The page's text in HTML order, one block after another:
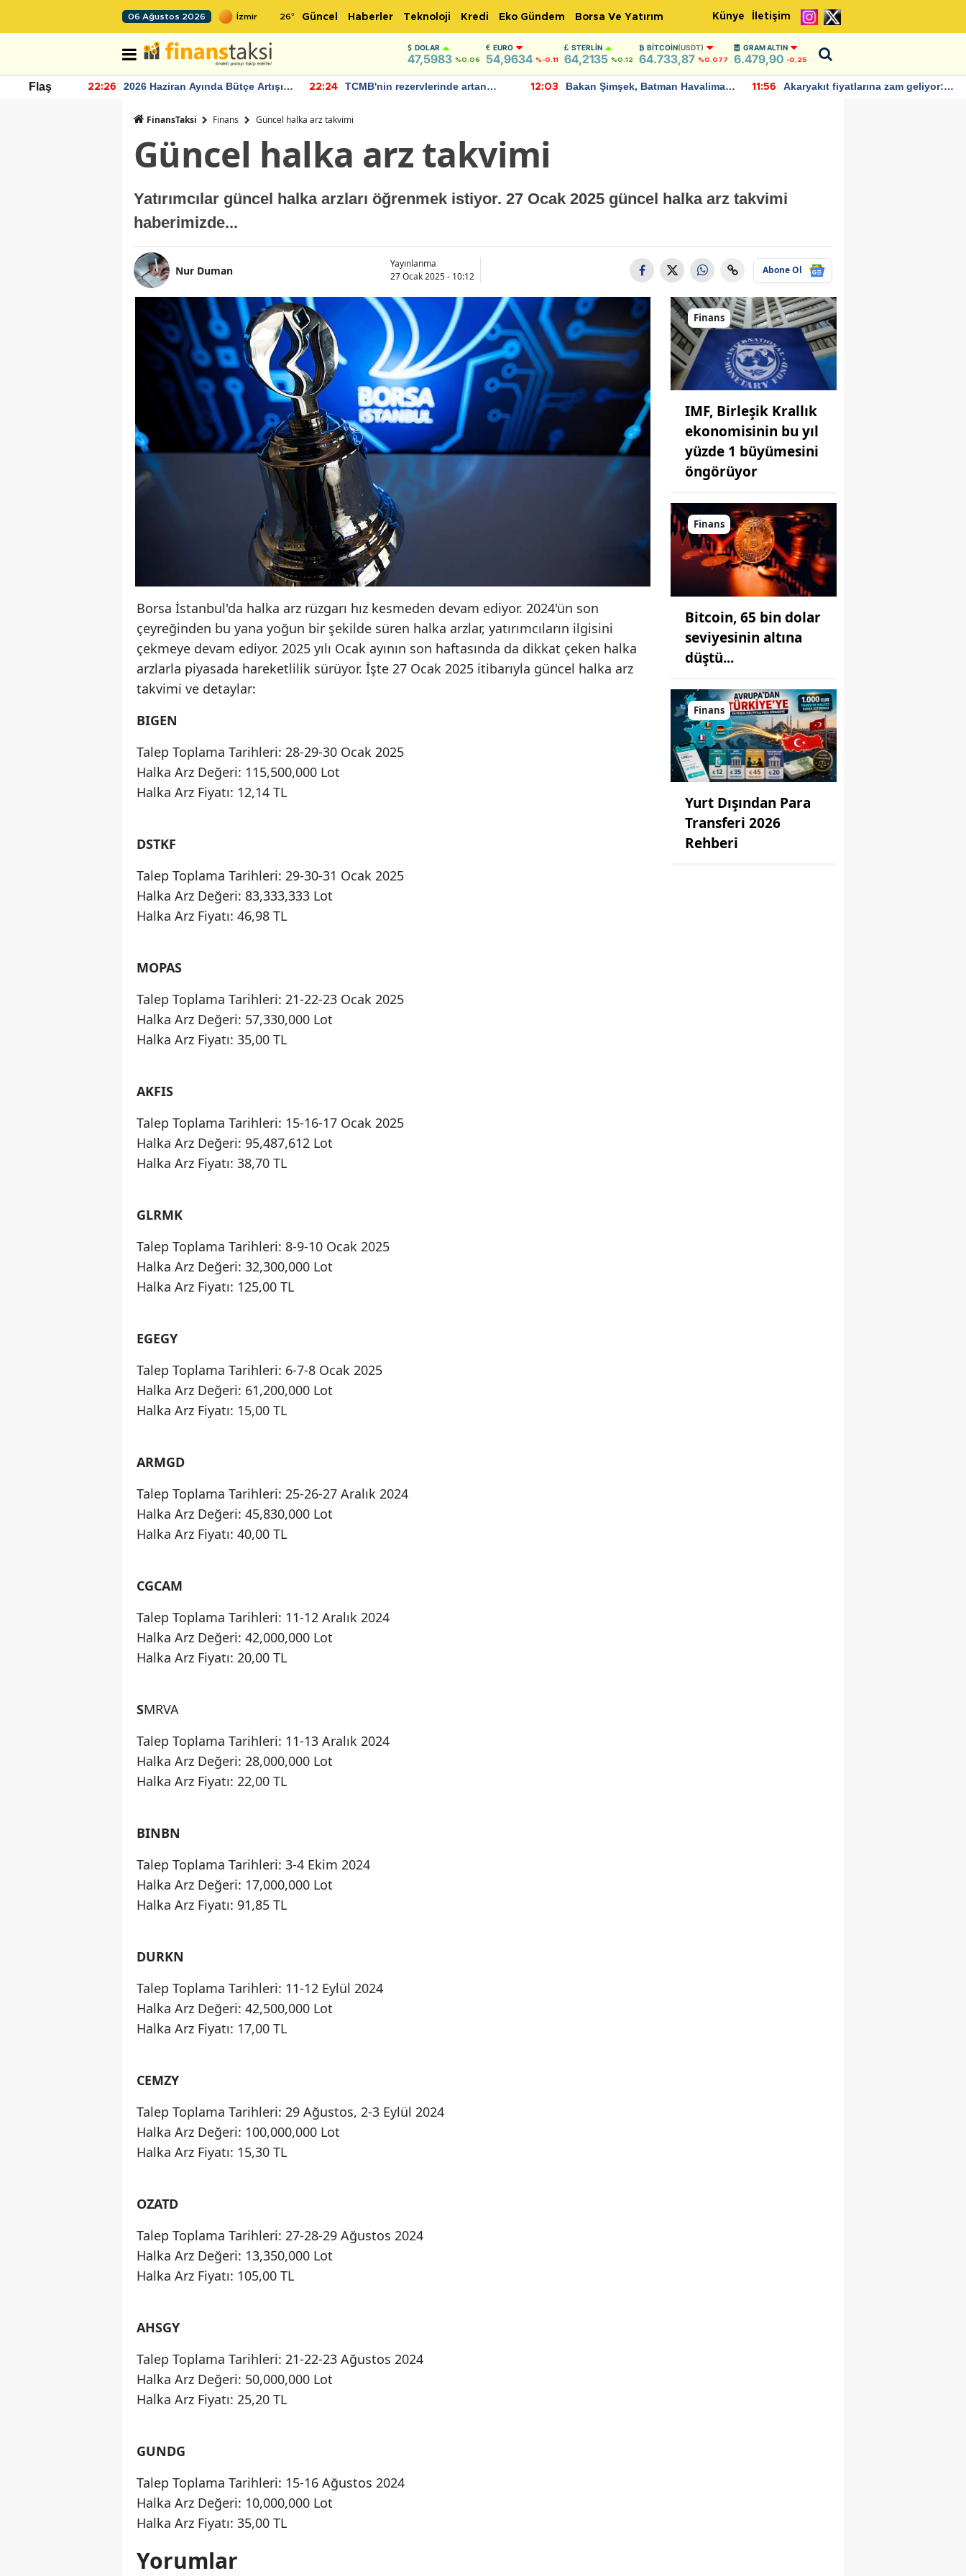
06 Ağustos 2026 26° Güncel Haberler Teknoloji Kredi Eko Gündem Borsa Ve Yatırım Künye İletişim
DOLAR
47,5983 %0.06
EURO
54,9634 %-0.11
STERLIN
64,2135 %0.12
BITCOIN(USDT)
64.733,87 %0.077
GRAM ALTIN
6.479,90 -0,25
Flaş 22:26
2026 Haziran Ayında Bütçe Artışı
22:24
TCMB'nin rezervlerinde artan
12:03
Bakan Şimşek, Batman Havalimanı
11:56
Akaryakıt fiyatlarına zam geliyor:
FinansTaksi Finans Güncel halka arz takvimi
Güncel halka arz takvimi
Yatırımcılar güncel halka arzları öğrenmek istiyor. 27 Ocak 2025 güncel halka arz takvimi
haberimizde...
Nur Duman
Yayınlanma
27 Ocak 2025 - 10:12
Abone Ol
Borsa İstanbul'da halka arz rüzgarı hız kesmeden devam ediyor. 2024'ün son
çeyreğinden bu yana yoğun bir şekilde süren halka arzlar, yatırımcıların ilgisini
çekmeye devam ediyor. 2025 yılı Ocak ayının son haftasında da dikkat çeken halka
arzlarla piyasada hareketlilik sürüyor. İşte 27 Ocak 2025 itibarıyla güncel halka arz
takvimi ve detaylar:
BIGEN
Talep Toplama Tarihleri: 28-29-30 Ocak 2025
Halka Arz Değeri: 115,500,000 Lot
Halka Arz Fiyatı: 12,14 TL
DSTKF
Talep Toplama Tarihleri: 29-30-31 Ocak 2025
Halka Arz Değeri: 83,333,333 Lot
Halka Arz Fiyatı: 46,98 TL
MOPAS
Talep Toplama Tarihleri: 21-22-23 Ocak 2025
Halka Arz Değeri: 57,330,000 Lot
Halka Arz Fiyatı: 35,00 TL
AKFIS
Talep Toplama Tarihleri: 15-16-17 Ocak 2025
Halka Arz Değeri: 95,487,612 Lot
Halka Arz Fiyatı: 38,70 TL
GLRMK
Talep Toplama Tarihleri: 8-9-10 Ocak 2025
Halka Arz Değeri: 32,300,000 Lot
Halka Arz Fiyatı: 125,00 TL
EGEGY
Talep Toplama Tarihleri: 6-7-8 Ocak 2025
Halka Arz Değeri: 61,200,000 Lot
Halka Arz Fiyatı: 15,00 TL
ARMGD
Talep Toplama Tarihleri: 25-26-27 Aralık 2024
Halka Arz Değeri: 45,830,000 Lot
Halka Arz Fiyatı: 40,00 TL
CGCAM
Talep Toplama Tarihleri: 11-12 Aralık 2024
Halka Arz Değeri: 42,000,000 Lot
Halka Arz Fiyatı: 20,00 TL
SMRVA
Talep Toplama Tarihleri: 11-13 Aralık 2024
Halka Arz Değeri: 28,000,000 Lot
Halka Arz Fiyatı: 22,00 TL
BINBN
Talep Toplama Tarihleri: 3-4 Ekim 2024
Halka Arz Değeri: 17,000,000 Lot
Halka Arz Fiyatı: 91,85 TL
DURKN
Talep Toplama Tarihleri: 11-12 Eylül 2024
Halka Arz Değeri: 42,500,000 Lot
Halka Arz Fiyatı: 17,00 TL
CEMZY
Talep Toplama Tarihleri: 29 Ağustos, 2-3 Eylül 2024
Halka Arz Değeri: 100,000,000 Lot
Halka Arz Fiyatı: 15,30 TL
OZATD
Talep Toplama Tarihleri: 27-28-29 Ağustos 2024
Halka Arz Değeri: 13,350,000 Lot
Halka Arz Fiyatı: 105,00 TL
AHSGY
Talep Toplama Tarihleri: 21-22-23 Ağustos 2024
Halka Arz Değeri: 50,000,000 Lot
Halka Arz Fiyatı: 25,20 TL
GUNDG
Talep Toplama Tarihleri: 15-16 Ağustos 2024
Halka Arz Değeri: 10,000,000 Lot
Halka Arz Fiyatı: 35,00 TL
Yorumlar
Finans
IMF, Birleşik Krallık
ekonomisinin bu yıl
yüzde 1 büyümesini
öngörüyor
Finans
Bitcoin, 65 bin dolar
seviyesinin altına
düştü...
Finans
Yurt Dışından Para
Transferi 2026
Rehberi